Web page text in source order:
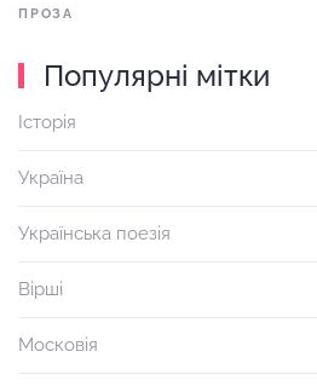
ПРОЗА
Популярні мітки
Історія
Україна
Українська поезія
Вірші
Московія